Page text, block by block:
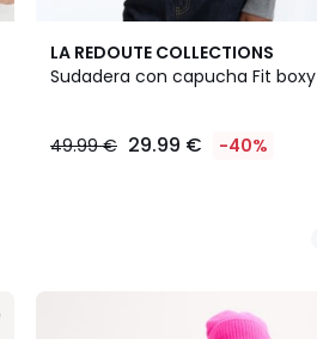
LA REDOUTE COLLECTIONS
Sudadera con capucha Fit boxy
49.99 € 29.99 € -40%
3
Colores